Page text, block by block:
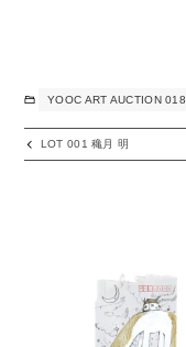
YOOC ART AUCTION 018
LOT 001 穐月 明